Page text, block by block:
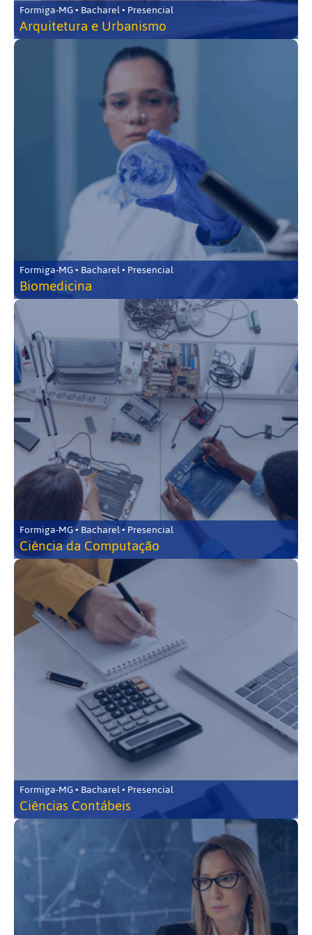
Formiga-MG • Bacharel • Presencial
Arquitetura e Urbanismo
Formiga-MG • Bacharel • Presencial
Biomedicina
Formiga-MG • Bacharel • Presencial
Ciência da Computação
Formiga-MG • Bacharel • Presencial
Ciências Contábeis